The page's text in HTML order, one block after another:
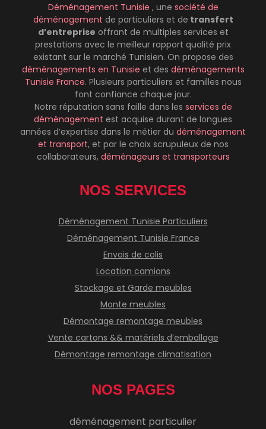
Déménagement Tunisie , une société de
déménagement de particuliers et de transfert
d’entreprise offrant de multiples services et
prestations avec le meilleur rapport qualité prix
existant sur le marché Tunisien. On propose des
déménagements en Tunisie et des déménagements
Tunisie France. Plusieurs particuliers et familles nous
font confiance chaque jour.
Notre réputation sans faille dans les services de
déménagement est acquise durant de longues
années d’expertise dans le métier du déménagement
et transport, et par le choix scrupuleux de nos
collaborateurs, déménageurs et transporteurs
NOS SERVICES
Déménagement Tunisie Particuliers
Déménagement Tunisie France
Envois de colis
Location camions
Stockage et Garde meubles
Monte meubles
Démontage remontage meubles
Vente cartons && matériels d’emballage
Démontage remontage climatisation
NOS PAGES
déménagement particulier